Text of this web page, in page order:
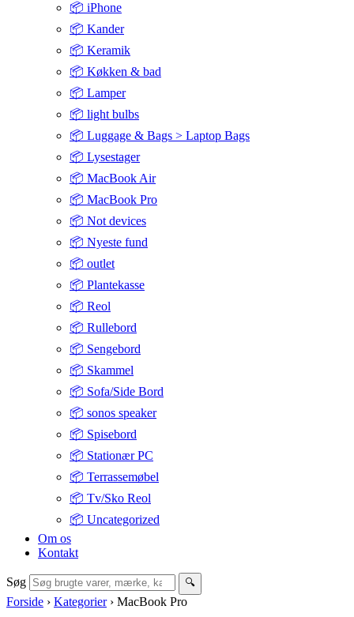
📦 iPhone
📦 Kander
📦 Keramik
📦 Køkken & bad
📦 Lamper
📦 light bulbs
📦 Luggage & Bags > Laptop Bags
📦 Lysestager
📦 MacBook Air
📦 MacBook Pro
📦 Not devices
📦 Nyeste fund
📦 outlet
📦 Plantekasse
📦 Reol
📦 Rullebord
📦 Sengebord
📦 Skammel
📦 Sofa/Side Bord
📦 sonos speaker
📦 Spisebord
📦 Stationær PC
📦 Terrassemøbel
📦 Tv/Sko Reol
📦 Uncategorized
Om os
Kontakt
Søg 🔍
Forside › Kategorier › MacBook Pro